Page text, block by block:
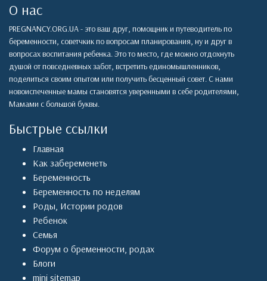
О нас
PREGNANCY.ORG.UA - это ваш друг, помощник и путеводитель по
беременности, советчкик по вопросам планирования, ну и друг в
вопросах воспитания ребенка. Это то место, где можно отдохнуть
душой от повседневных забот, встретить единомышленников,
поделиться своим опытом или получить бесценный совет. С нами
новоиспеченные мамы становятся уверенными в себе родителями,
Мамами с большой буквы.
Быстрые ссылки
Главная
Как забеременеть
Беременность
Беременность по неделям
Роды, Истории родов
Ребенок
Семья
Форум о бременности, родах
Блоги
mini sitemap